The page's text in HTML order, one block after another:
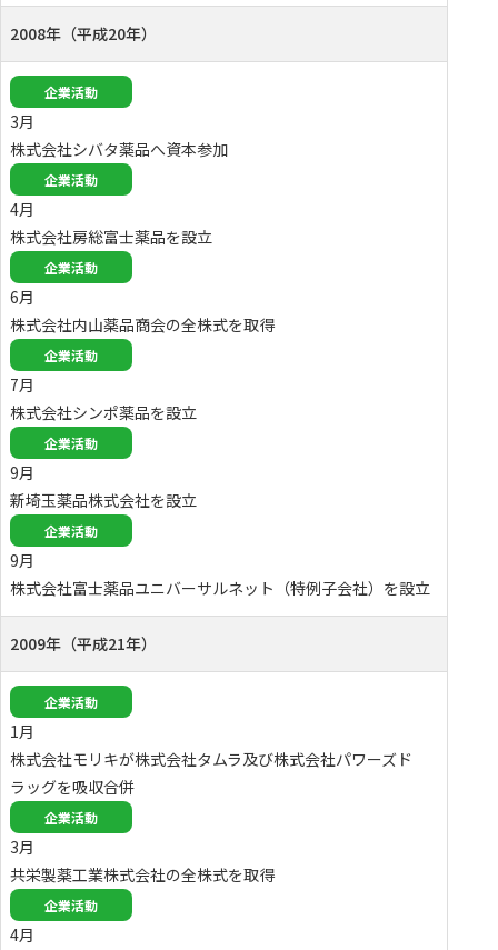
2008年（平成20年）
企業活動
3月
株式会社シバタ薬品へ資本参加
企業活動
4月
株式会社房総富士薬品を設立
企業活動
6月
株式会社内山薬品商会の全株式を取得
企業活動
7月
株式会社シンポ薬品を設立
企業活動
9月
新埼玉薬品株式会社を設立
企業活動
9月
株式会社富士薬品ユニバーサルネット（特例子会社）を設立
2009年（平成21年）
企業活動
1月
株式会社モリキが株式会社タムラ及び株式会社パワーズド
ラッグを吸収合併
企業活動
3月
共栄製薬工業株式会社の全株式を取得
企業活動
4月